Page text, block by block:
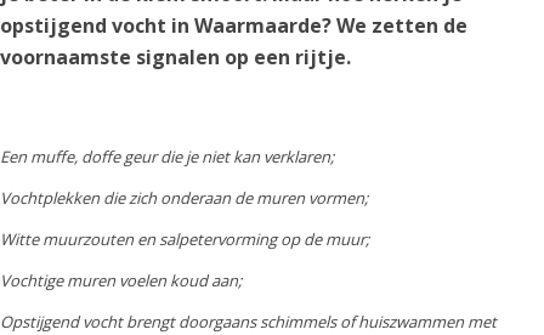
opstijgend vocht in Waarmaarde? We zetten de
voornaamste signalen op een rijtje.
Een muffe, doffe geur die je niet kan verklaren;
Vochtplekken die zich onderaan de muren vormen;
Witte muurzouten en salpetervorming op de muur;
Vochtige muren voelen koud aan;
Opstijgend vocht brengt doorgaans schimmels of huiszwammen met